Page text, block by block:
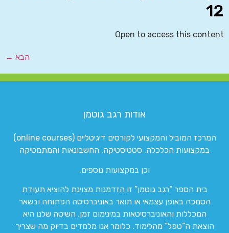
12
Open to access this content
הבא ←
אודות רגב גוטמן
המרכז המוביל והמקצועי לקורסים דיגיטליים (online courses)
במקצועות הכלכלה, סטטיסטיקה, החשבונאות והמתמטיקה
וכן במקצועות נוספים.
בית הספר “רגב גוטמן” זו הזדמנות מצוינת להוציא תעודת
הסמכה באופן עצמאי או תואר באוניברסיטה הפתוחה ובשאר
המכללות והאוניברסיטאות במינימום זמן. השיטה שלנו היא
הוצאת ה”טפל” מהלימוד. כלומר אנו מלמדים בדיוק מה שצריך